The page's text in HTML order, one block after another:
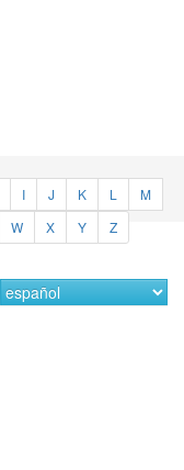
I J K L
M
W X Y Z